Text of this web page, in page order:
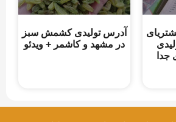
آدرس تولیدی کشمش سبز
در مشهد و کاشمر + ویدئو